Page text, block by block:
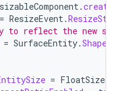
.create
ResizeEvent.
to reflect the new
= SurfaceEntity.Shape
= FloatSize3d